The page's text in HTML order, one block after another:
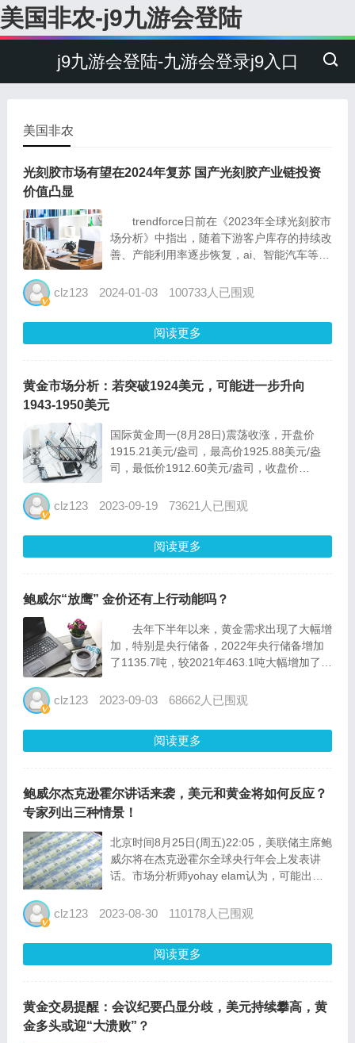
美国非农-j9九游会登陆
j9九游会登陆-九游会登录j9入口
美国非农
光刻胶市场有望在2024年复苏 国产光刻胶产业链投资
价值凸显
trendforce日前在《2023年全球光刻胶市
场分析》中指出，随着下游客户库存的持续改
善、产能利用率逐步恢复，ai、智能汽车等应
苏；届时半导体光刻胶市场也有望反弹，市场
clz123 2024-01-03 100733人已围观
阅读更多
黄金市场分析：若突破1924美元，可能进一步升向
1943-1950美元
国际黄金周一(8月28日)震荡收涨，开盘价
1915.21美元/盎司，最高价1925.88美元/盎
司，最低价1912.60美元/盎司，收盘价
债收益率维持在近期高位以下，受助于美元和
clz123 2023-09-19 73621人已围观
阅读更多
鲍威尔“放鹰” 金价还有上行动能吗？
去年下半年以来，黄金需求出现了大幅增
加，特别是央行储备，2022年央行储备增加
了1135.7吨，较2021年463.1吨大幅增加了
成偏紧，并且持续至今年一季度，造成黄金价
clz123 2023-09-03 68662人已围观
阅读更多
鲍威尔杰克逊霍尔讲话来袭，美元和黄金将如何反应？
专家列出三种情景！
北京时间8月25日(周五)22:05，美联储主席鲍
威尔将在杰克逊霍尔全球央行年会上发表讲
话。市场分析师yohay elam认为，可能出现
能出现的反应。 1.数据依赖 最有可能的情况
clz123 2023-08-30 110178人已围观
阅读更多
黄金交易提醒：会议纪要凸显分歧，美元持续攀高，黄
金多头或迎“大溃败”？